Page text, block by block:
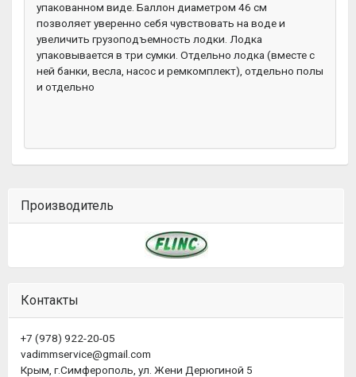
упакованном виде. Баллон диаметром 46 см
позволяет уверенно себя чувствовать на воде и
увеличить грузоподъемность лодки. Лодка
упаковывается в три сумки. Отдельно лодка (вместе с
ней банки, весла, насос и ремкомплект), отдельно полы
и отдельно
Производитель
Контакты
+7 (978) 922-20-05
vadimmservice@gmail.com
Крым, г.Симферополь, ул. Жени Дерюгиной 5